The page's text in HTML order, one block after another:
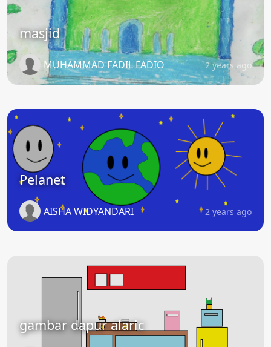
masjid
MUHAMMAD FADIL FADIO 2 years ago
Pelanet
AISHA WIDYANDARI 2 years ago
gambar dapur alaric